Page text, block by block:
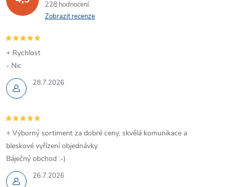
228 hodnocení
Zobrazit recenze
28.7.2026
+ Rychlost
- Nic
26.7.2026
+ Výborný sortiment za dobré ceny, skvělá komunikace a
bleskové vyřízení objednávky.
Báječný obchod :-)